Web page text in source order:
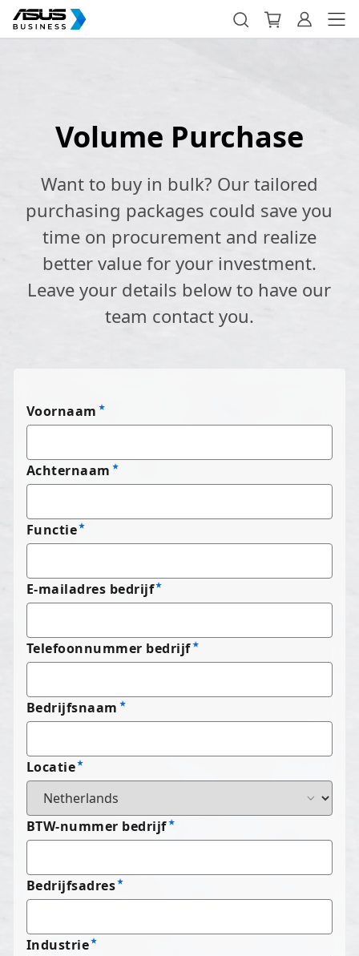
Volume Purchase
Want to buy in bulk? Our tailored
purchasing packages could save you
time on procurement and realize
better value for your investment.
Leave your details below to have our
team contact you.
Voornaam
Achternaam
Functie
E-mailadres bedrijf
Telefoonnummer bedrijf
Bedrijfsnaam
Locatie
BTW-nummer bedrijf
Bedrijfsadres
Industrie